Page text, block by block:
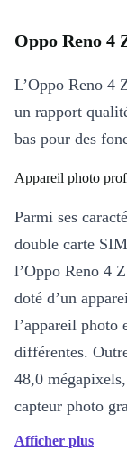
Oppo Reno 4
L’Oppo Reno 4
un rapport
bas pour des
Appareil photo
Parmi ses
double carte
l’Oppo Reno 4
doté d’un
l’appareil photo
différentes.
48,0
capteur photo
photo de 2,0
Afficher plus